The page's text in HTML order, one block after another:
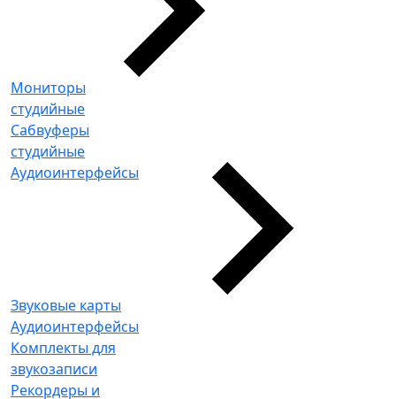
Мониторы
студийные
Сабвуферы
студийные
Аудиоинтерфейсы
Звуковые карты
Аудиоинтерфейсы
Комплекты для
звукозаписи
Рекордеры и